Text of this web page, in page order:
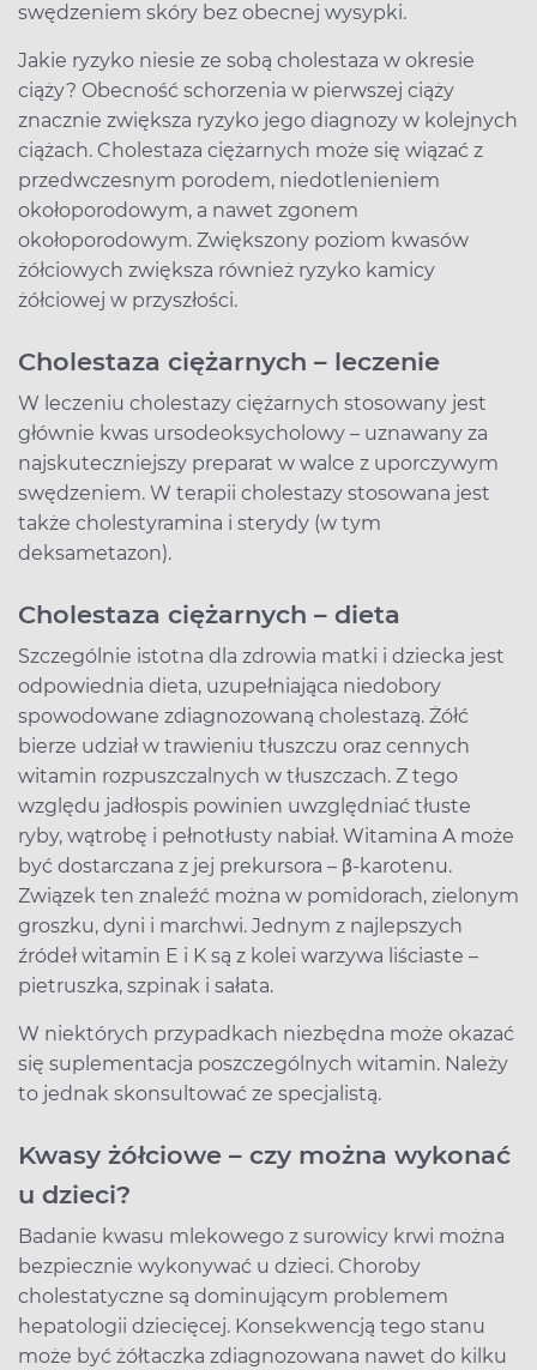
swędzeniem skóry bez obecnej wysypki.
Jakie ryzyko niesie ze sobą cholestaza w okresie
ciąży? Obecność schorzenia w pierwszej ciąży
znacznie zwiększa ryzyko jego diagnozy w kolejnych
ciążach. Cholestaza ciężarnych może się wiązać z
przedwczesnym porodem, niedotlenieniem
okołoporodowym, a nawet zgonem
okołoporodowym. Zwiększony poziom kwasów
żółciowych zwiększa również ryzyko kamicy
żółciowej w przyszłości.
Cholestaza ciężarnych – leczenie
W leczeniu cholestazy ciężarnych stosowany jest
głównie kwas ursodeoksycholowy – uznawany za
najskuteczniejszy preparat w walce z uporczywym
swędzeniem. W terapii cholestazy stosowana jest
także cholestyramina i sterydy (w tym
deksametazon).
Cholestaza ciężarnych – dieta
Szczególnie istotna dla zdrowia matki i dziecka jest
odpowiednia dieta, uzupełniająca niedobory
spowodowane zdiagnozowaną cholestazą. Żółć
bierze udział w trawieniu tłuszczu oraz cennych
witamin rozpuszczalnych w tłuszczach. Z tego
względu jadłospis powinien uwzględniać tłuste
ryby, wątrobę i pełnotłusty nabiał. Witamina A może
być dostarczana z jej prekursora – β-karotenu.
Związek ten znaleźć można w pomidorach, zielonym
groszku, dyni i marchwi. Jednym z najlepszych
źródeł witamin E i K są z kolei warzywa liściaste –
pietruszka, szpinak i sałata.
W niektórych przypadkach niezbędna może okazać
się suplementacja poszczególnych witamin. Należy
to jednak skonsultować ze specjalistą.
Kwasy żółciowe – czy można wykonać
u dzieci?
Badanie kwasu mlekowego z surowicy krwi można
bezpiecznie wykonywać u dzieci. Choroby
cholestatyczne są dominującym problemem
hepatologii dziecięcej. Konsekwencją tego stanu
może być żółtaczka zdiagnozowana nawet do kilku